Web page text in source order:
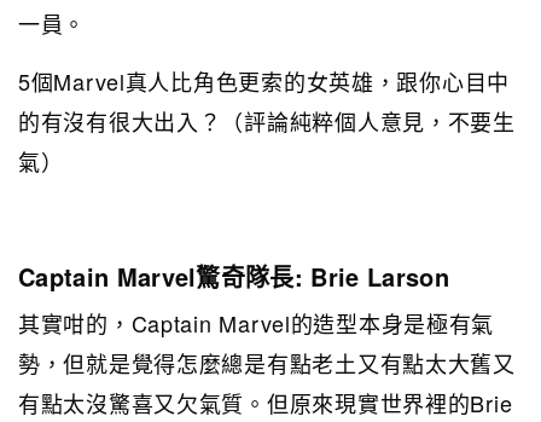
一員。
5個Marvel真人比角色更索的女英雄，跟你心目中
的有沒有很大出入？（評論純粹個人意見，不要生
氣）
Captain Marvel驚奇隊長: Brie Larson
其實咁的，Captain Marvel的造型本身是極有氣
勢，但就是覺得怎麼總是有點老土又有點太大舊又
有點太沒驚喜又欠氣質。但原來現實世界裡的Brie